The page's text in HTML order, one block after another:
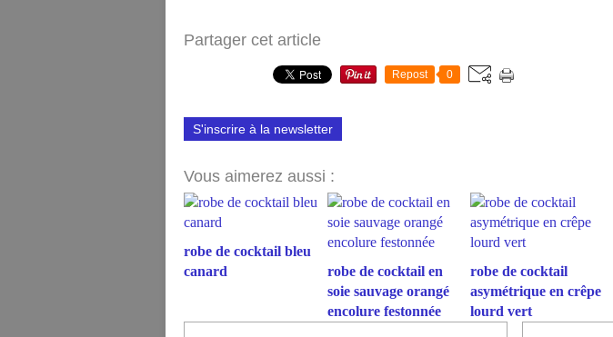
Partager cet article
Repost 0
S'inscrire à la newsletter
Vous aimerez aussi :
robe de cocktail bleu
canard
robe de cocktail en
soie sauvage orangé
encolure festonnée
robe de cocktail
asymétrique en crêpe
lourd vert